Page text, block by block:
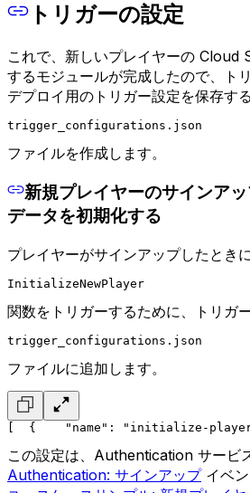
トリガーの設定
これで、新しいプレイヤーの Cloud
するモジュールが完成したので、ト
デプロイ用のトリガー設定を保存する
trigger_configurations.json
ファイルを作成します。
新規プレイヤーのサインア
データを初期化する
プレイヤーがサインアップしたときに
InitializeNewPlayer
関数をトリガーするために、トリガ
trigger_configurations.json
ファイルに追加します。
  {
"name": "initialize-
この設定は、Authentication サービ
Authentication: サインアップイベン